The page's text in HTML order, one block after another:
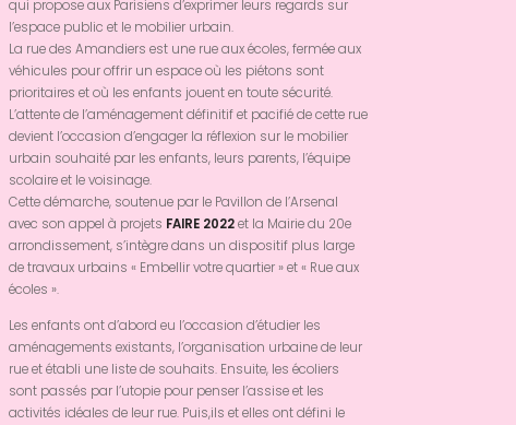
qui propose aux Parisiens d’exprimer leurs regards sur
l’espace public et le mobilier urbain.
La rue des Amandiers est une rue aux écoles, fermée aux
véhicules pour offrir un espace où les piétons sont
prioritaires et où les enfants jouent en toute sécurité.
L’attente de l’aménagement définitif et pacifié de cette rue
devient l’occasion d’engager la réflexion sur le mobilier
urbain souhaité par les enfants, leurs parents, l’équipe
scolaire et le voisinage.
Cette démarche, soutenue par le Pavillon de l’Arsenal
avec son appel à projets FAIRE 2022et la Mairie du 20e
arrondissement, s’intègre dans un dispositif plus large
de travaux urbains « Embellir votre quartier » et « Rue aux
écoles ».
Les enfants ont d’abord eu l’occasion d’étudier les
aménagements existants, l’organisation urbaine de leur
rue et établi une liste de souhaits. Ensuite, les écoliers
sont passés par l’utopie pour penser l’assise et les
activités idéales de leur rue. Puis,ils et elles ont défini le